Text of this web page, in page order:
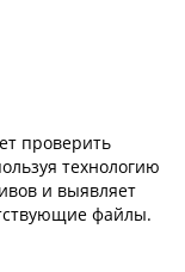
проверить
технологию
и выявляет
файлы.